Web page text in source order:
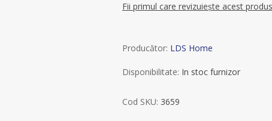
Fii primul care revizuiește acest produs
Producător: LDS Home
Disponibilitate: In stoc furnizor
Cod SKU: 3659